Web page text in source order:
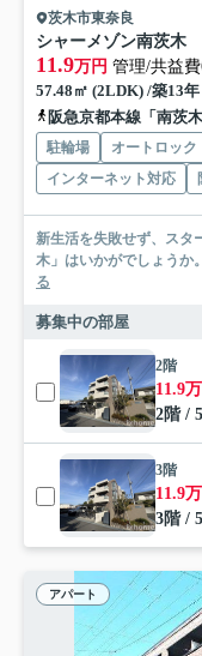
茨木市東奈良
シャーメゾン南茨木
11.9万円 管理/共益費
57.48㎡ (2LDK) /築13
阪急京都本線「南茨
駐輪場 オートロック
インターネット対応
新生活を失敗せず、スタ
木」はいかがでしょうか
る
募集中の部屋
2階
11.9
2階 /
3階
11.9
3階 /
アパート